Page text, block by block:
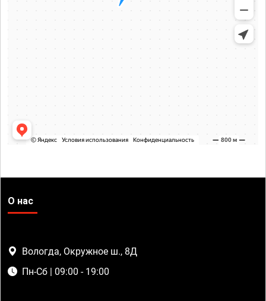
О нас
Вологда, Окружное ш., 8Д
Пн-Сб | 09:00 - 19:00